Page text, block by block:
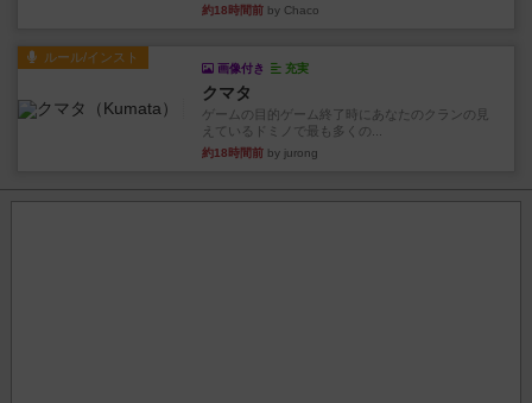
約18時間前 by Chaco
ルール/インスト
画像付き 充実
クマタ
ゲームの目的ゲーム終了時にあなたのクランの見
えているドミノで最も多くの...
約18時間前 by jurong